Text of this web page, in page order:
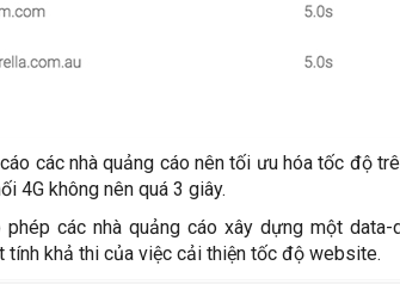
các nhà quảng cáo nên tối ưu hóa tốc độ
4G không nên quá 3 giây.
các nhà quảng cáo xây dựng một
tính khả thi của việc cải thiện tốc độ website.